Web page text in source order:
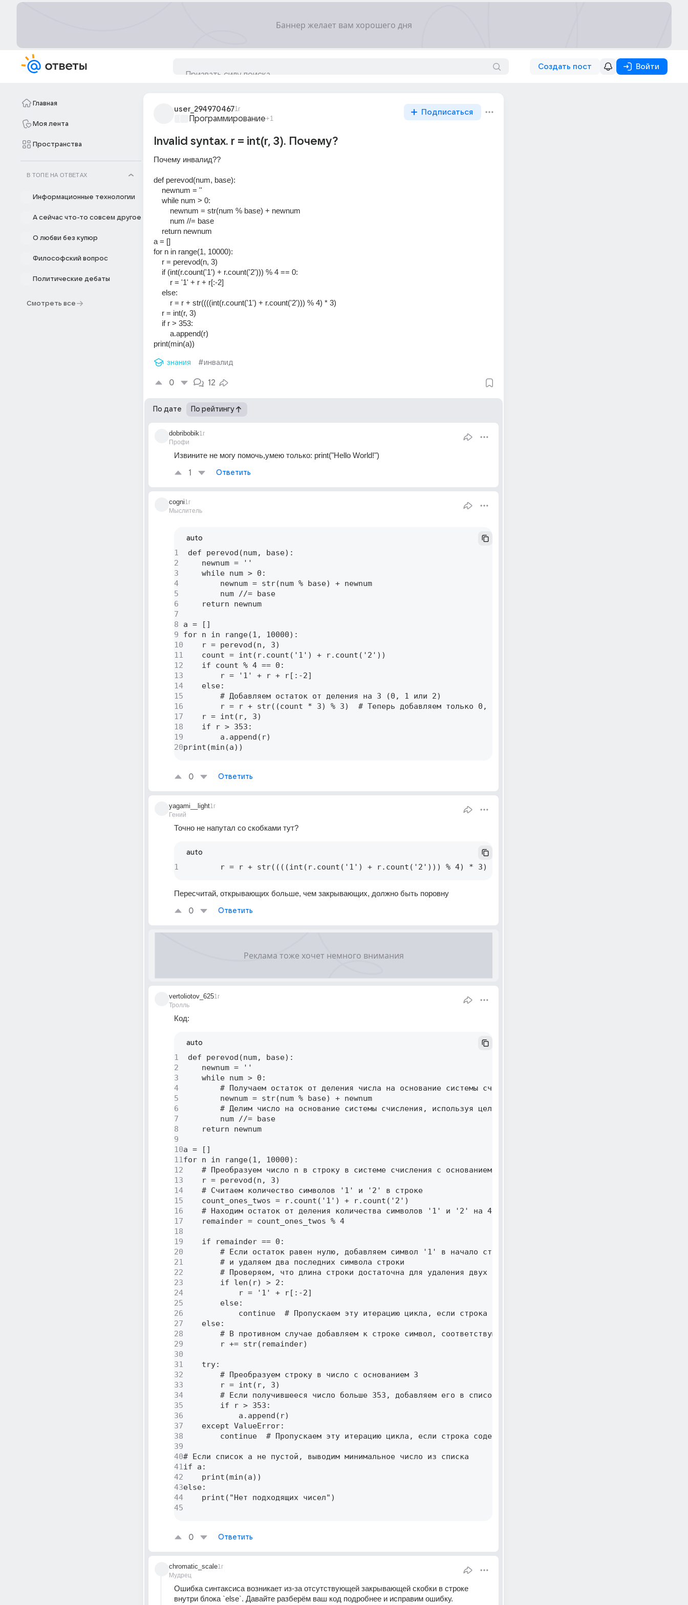
Создать пост Войти
Главная
Моя лента
Пространства
В ТОПЕ НА ОТВЕТАХ
Информационные технологии
А сейчас что-то совсем другое
О любви без купюр
Философский вопрос
Политические дебаты
Смотреть все
user_2949704671г
Программирование+1
Подписаться
Invalid syntax. r = int(r, 3). Почему?
Почему инвалид??
def perevod(num, base):
    newnum = ''
    while num > 0:
        newnum = str(num % base) + newnum
        num //= base
    return newnum
a = []
for n in range(1, 10000):
    r = perevod(n, 3)
    if (int(r.count('1') + r.count('2'))) % 4 == 0:
        r = '1' + r + r[:-2]
    else:
        r = r + str((((int(r.count('1') + r.count('2'))) % 4) * 3)
    r = int(r, 3)
    if r > 353:
        a.append(r)
print(min(a))
знания #инвалид
0 12
По дате По рейтингу
dobribobik
Профи
1г
Извините не могу помочь,умею только: print("Hello World!")
1 Ответить
cogni
Мыслитель
1г
auto
1
2
3
4
5
6
7
8
9
10
11
12
13
14
15
16
17
18
19
20
def perevod(num, base):
    newnum = ''
    while num > 0:
        newnum = str(num % base) + newnum
        num //= base
    return newnum
a = []
for n in range(1, 10000):
    r = perevod(n, 3)
    count = int(r.count('1') + r.count('2'))
    if count % 4 == 0:
        r = '1' + r + r[:-2]
    else:
        # Добавляем остаток от деления на 3 (0, 1 или 2)
        r = r + str((count * 3) % 3)  # Теперь добавляем только 0, 1 или 2
    r = int(r, 3)
    if r > 353:
        a.append(r)
print(min(a))
0 Ответить
yagami__light
Гений
1г
Точно не напутал со скобками тут?
auto
1
         r = r + str((((int(r.count('1') + r.count('2'))) % 4) * 3)
Пересчитай, открывающих больше, чем закрывающих, должно быть поровну
0 Ответить
vertoliotov_625
Тролль
1г
Код:
auto
1
2
3
4
5
6
7
8
9
10
11
12
13
14
15
16
17
18
19
20
21
22
23
24
25
26
27
28
29
30
31
32
33
34
35
36
37
38
39
40
41
42
43
44
45
def perevod(num, base):
    newnum = ''
    while num > 0:
        # Получаем остаток от деления числа на основание системы счисления и добавляем его в начало строки
        newnum = str(num % base) + newnum
        # Делим число на основание системы счисления, используя целочисленное деление
        num //= base
    return newnum
a = []
for n in range(1, 10000):
    # Преобразуем число n в строку в системе счисления с основанием 3
    r = perevod(n, 3)
    # Считаем количество символов '1' и '2' в строке
    count_ones_twos = r.count('1') + r.count('2')
    # Находим остаток от деления количества символов '1' и '2' на 4
    remainder = count_ones_twos % 4
    if remainder == 0:
        # Если остаток равен нулю, добавляем символ '1' в начало строки
        # и удаляем два последних символа строки
        # Проверяем, что длина строки достаточна для удаления двух символов
        if len(r) > 2:
            r = '1' + r[:-2]
        else:
            continue  # Пропускаем эту итерацию цикла, если строка слишком короткая
    else:
        # В противном случае добавляем к строке символ, соответствующий остатку
        r += str(remainder)
    try:
        # Преобразуем строку в число с основанием 3
        r = int(r, 3)
        # Если получившееся число больше 353, добавляем его в список a
        if r > 353:
            a.append(r)
    except ValueError:
        continue  # Пропускаем эту итерацию цикла, если строка содержит недопустимые символы
# Если список a не пустой, выводим минимальное число из списка
if a:
    print(min(a))
else:
    print("Нет подходящих чисел")
0 Ответить
chromatic_scale
Мудрец
1г
Ошибка синтаксиса возникает из-за отсутствующей закрывающей скобки в строке
внутри блока `else`. Давайте разберём ваш код подробнее и исправим ошибку.